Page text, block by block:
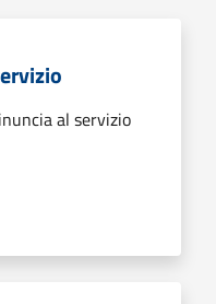
al servizio